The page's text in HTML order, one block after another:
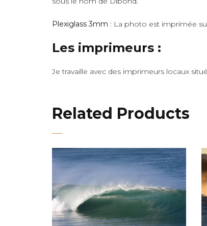
Plexiglass 3mm : La photo est imprimée
Les imprimeurs :
Je travaille avec des imprimeurs locaux
Related Products